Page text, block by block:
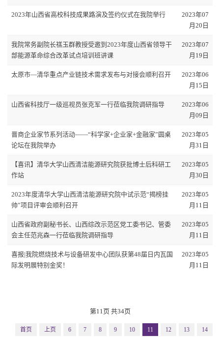
2023年山西省高校科技成果路演及签约仪式在我院举行
2023年07
月20日
我院常务副院长禚玉群教授受邀到2023年度山西省领导干
部能源革命综合改革试点培训班讲课
2023年07
月19日
太原市—清华重点产业链技术需求发布与对接会顺利召开
2023年06
月15日
山西省科技厅一级巡视员张克军一行莅临我院调研指导
2023年06
月09日
晋商企业家节系列活动——“科学家+企业家+金融家”圆桌
论坛在我院举办
2023年05
月31日
【喜讯】清华大学山西清洁能源研究院获批博士后科研工
作站
2023年05
月30日
2023年度清华大学山西清洁能源研究院中试示范“揭榜挂
帅”项目评审会顺利召开
2023年05
月11日
山西省政府副秘书长、山西综改示范区党工委书记、管委
会主任范兆森一行莅临我院调研指导
2023年05
月11日
喜报|我院燃烧技术与设备研发中心团队获第48届日内瓦国
际发明展特别金奖！
2023年05
月11日
第11页 共34页
首页 上页 6 7 8 9 10 11 12 13 14